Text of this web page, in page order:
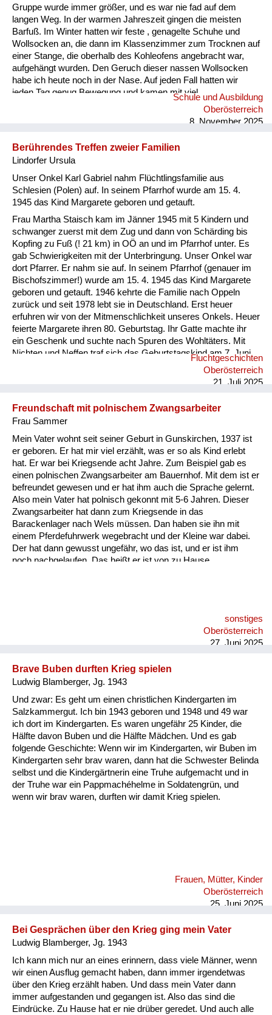
Gruppe wurde immer größer, und es war nie fad auf dem
langen Weg. In der warmen Jahreszeit gingen die meisten
Barfuß. Im Winter hatten wir feste , genagelte Schuhe und
Wollsocken an, die dann im Klassenzimmer zum Trocknen auf
einer Stange, die oberhalb des Kohleofens angebracht war,
aufgehängt wurden. Den Geruch dieser nassen Wollsocken
habe ich heute noch in der Nase. Auf jeden Fall hatten wir
jeden Tag genug Bewegung und kamen mit vielSchule und Ausbildung
Oberösterreich
8. November 2025
Berührendes Treffen zweier Familien
Lindorfer Ursula
Unser Onkel Karl Gabriel nahm Flüchtlingsfamilie aus
Schlesien (Polen) auf. In seinem Pfarrhof wurde am 15. 4.
1945 das Kind Margarete geboren und getauft.
Frau Martha Staisch kam im Jänner 1945 mit 5 Kindern und
schwanger zuerst mit dem Zug und dann von Schärding bis
Kopfing zu Fuß (! 21 km) in OÖ an und im Pfarrhof unter. Es
gab Schwierigkeiten mit der Unterbringung. Unser Onkel war
dort Pfarrer. Er nahm sie auf. In seinem Pfarrhof (genauer im
Bischofszimmer!) wurde am 15. 4. 1945 das Kind Margarete
geboren und getauft. 1946 kehrte die Familie nach Oppeln
zurück und seit 1978 lebt sie in Deutschland. Erst heuer
erfuhren wir von der Mitmenschlichkeit unseres Onkels. Heuer
feierte Margarete ihren 80. Geburtstag. Ihr Gatte machte ihr
ein Geschenk und suchte nach Spuren des Wohltäters. Mit
Nichten und Neffen traf sich das Geburtstagskind am 7. Juni
2025 an dessen Grab (Pfarre Rannariedl, Pühret 4143
Fluchtgeschichten
Oberösterreich
21. Juli 2025
Freundschaft mit polnischem Zwangsarbeiter
Frau Sammer
Mein Vater wohnt seit seiner Geburt in Gunskirchen, 1937 ist
er geboren. Er hat mir viel erzählt, was er so als Kind erlebt
hat. Er war bei Kriegsende acht Jahre. Zum Beispiel gab es
einen polnischen Zwangsarbeiter am Bauernhof. Mit dem ist er
befreundet gewesen und er hat ihm auch die Sprache gelernt.
Also mein Vater hat polnisch gekonnt mit 5-6 Jahren. Dieser
Zwangsarbeiter hat dann zum Kriegsende in das
Barackenlager nach Wels müssen. Dan haben sie ihn mit
einem Pferdefuhrwerk wegebracht und der Kleine war dabei.
Der hat dann gewusst ungefähr, wo das ist, und er ist ihm
noch nachgelaufen. Das heißt er ist von zu Hause
sonstiges
Oberösterreich
27. Juni 2025
Brave Buben durften Krieg spielen
Ludwig Blamberger, Jg. 1943
Und zwar: Es geht um einen christlichen Kindergarten im
Salzkammergut. Ich bin 1943 geboren und 1948 und 49 war
ich dort im Kindergarten. Es waren ungefähr 25 Kinder, die
Hälfte davon Buben und die Hälfte Mädchen. Und es gab
folgende Geschichte: Wenn wir im Kindergarten, wir Buben im
Kindergarten sehr brav waren, dann hat die Schwester Belinda
selbst und die Kindergärtnerin eine Truhe aufgemacht und in
der Truhe war ein Pappmachéhelme in Soldatengrün, und
wenn wir brav waren, durften wir damit Krieg spielen.
Frauen, Mütter, Kinder
Oberösterreich
25. Juni 2025
Bei Gesprächen über den Krieg ging mein Vater
Ludwig Blamberger, Jg. 1943
Ich kann mich nur an eines erinnern, dass viele Männer, wenn
wir einen Ausflug gemacht haben, dann immer irgendetwas
über den Krieg erzählt haben. Und dass mein Vater dann
immer aufgestanden und gegangen ist. Also das sind die
Eindrücke. Zu Hause hat er nie drüber geredet. Und auch alle